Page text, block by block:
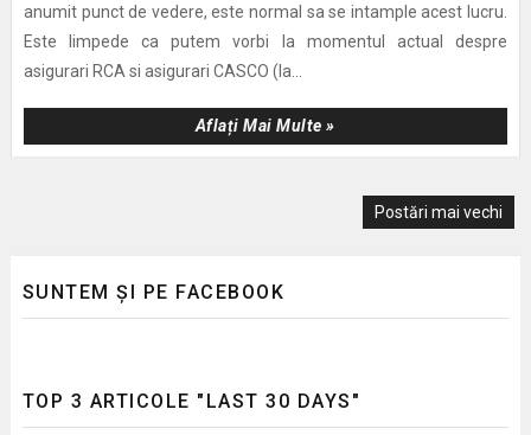
anumit punct de vedere, este normal sa se intample acest lucru.
Este limpede ca putem vorbi la momentul actual despre
asigurari RCA si asigurari CASCO (la...
Aflați Mai Multe »
Postări mai vechi
SUNTEM ȘI PE FACEBOOK
TOP 3 ARTICOLE "LAST 30 DAYS"